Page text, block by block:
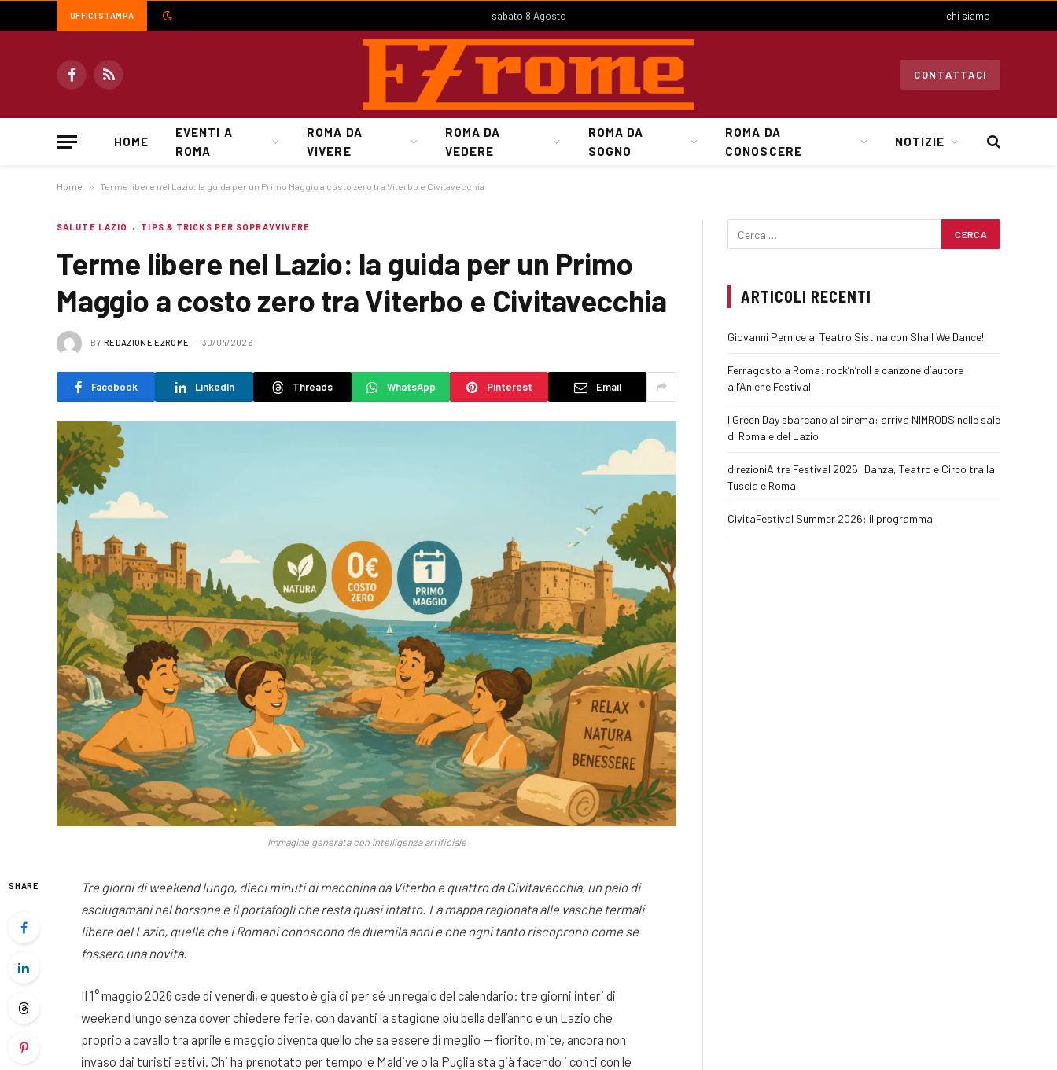
UFFICI STAMPA sabato 8 Agosto chi siamo
FacebookRSS
CONTATTACI
HOME
EVENTI A
ROMA
ROMA DA
VIVERE
ROMA DA
VEDERE
ROMA DA
SOGNO
ROMA DA
CONOSCERE
NOTIZIE
Home » Terme libere nel Lazio: la guida per un Primo Maggio a costo zero tra Viterbo e Civitavecchia
SALUTE LAZIO TIPS & TRICKS PER SOPRAVVIVERE
Terme libere nel Lazio: la guida per un Primo
Maggio a costo zero tra Viterbo e Civitavecchia
BY REDAZIONE EZROME 30/04/2026
Facebook LinkedIn Threads WhatsApp Pinterest Email
Immagine generata con intelligenza artificiale
SHARE
Tre giorni di weekend lungo, dieci minuti di macchina da Viterbo e quattro da Civitavecchia, un paio di
asciugamani nel borsone e il portafogli che resta quasi intatto. La mappa ragionata alle vasche termali
libere del Lazio, quelle che i Romani conoscono da duemila anni e che ogni tanto riscoprono come se
fossero una novità.
Il 1° maggio 2026 cade di venerdì, e questo è già di per sé un regalo del calendario: tre giorni interi di
weekend lungo senza dover chiedere ferie, con davanti la stagione più bella dell’anno e un Lazio che
proprio a cavallo tra aprile e maggio diventa quello che sa essere di meglio — fiorito, mite, ancora non
invaso dai turisti estivi. Chi ha prenotato per tempo le Maldive o la Puglia sta già facendo i conti con le
ARTICOLI RECENTI
Giovanni Pernice al Teatro Sistina con Shall We Dance!
Ferragosto a Roma: rock’n’roll e canzone d’autore
all’Aniene Festival
I Green Day sbarcano al cinema: arriva NIMRODS nelle sale
di Roma e del Lazio
direzioniAltre Festival 2026: Danza, Teatro e Circo tra la
Tuscia e Roma
CivitaFestival Summer 2026: il programma